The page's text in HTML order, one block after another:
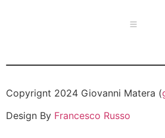
Copyrignt 2024 Giovanni Matera (
Design By Francesco Russo